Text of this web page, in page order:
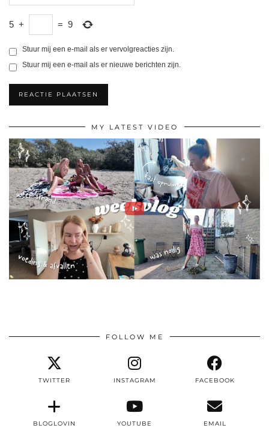
5 + = 9
Stuur mij een e-mail als er vervolgreacties zijn.
Stuur mij een e-mail als er nieuwe berichten zijn.
MY LATEST VIDEO
FOLLOW ME
TWITTER INSTAGRAM FACEBOOK
BLOGLOVIN YOUTUBE EMAIL